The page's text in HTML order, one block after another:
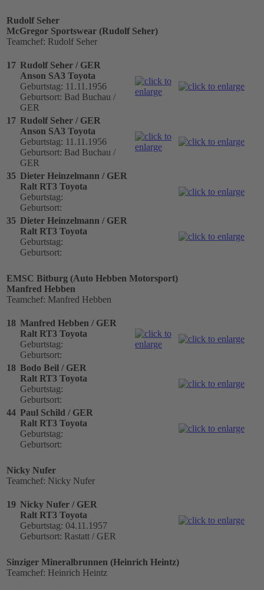
Rudolf Seher
McGregor Sportswear (Rudolf Seher)
Teamchef: Rudolf Seher
17 Rudolf Seher / GER
Anson SA3 Toyota
Geburtstag: 11.11.1956
Geburtsort: Bad Buchau /
GER
17 Rudolf Seher / GER
Anson SA3 Toyota
Geburtstag: 11.11.1956
Geburtsort: Bad Buchau /
GER
35 Dieter Heinzelmann / GER
Ralt RT3 Toyota
Geburtstag:
Geburtsort:
35 Dieter Heinzelmann / GER
Ralt RT3 Toyota
Geburtstag:
Geburtsort:
EMSC Bitburg (Auto Hebben Motorsport)
Manfred Hebben
Teamchef: Manfred Hebben
18 Manfred Hebben / GER
Ralt RT3 Toyota
Geburtstag:
Geburtsort:
18 Bodo Beil / GER
Ralt RT3 Toyota
Geburtstag:
Geburtsort:
44 Paul Schild / GER
Ralt RT3 Toyota
Geburtstag:
Geburtsort:
Nicky Nufer
Teamchef: Nicky Nufer
19 Nicky Nufer / GER
Ralt RT3 Toyota
Geburtstag: 04.11.1957
Geburtsort: Rastatt / GER
Sinziger Mineralbrunnen (Heinrich Heintz)
Teamchef: Heinrich Heintz